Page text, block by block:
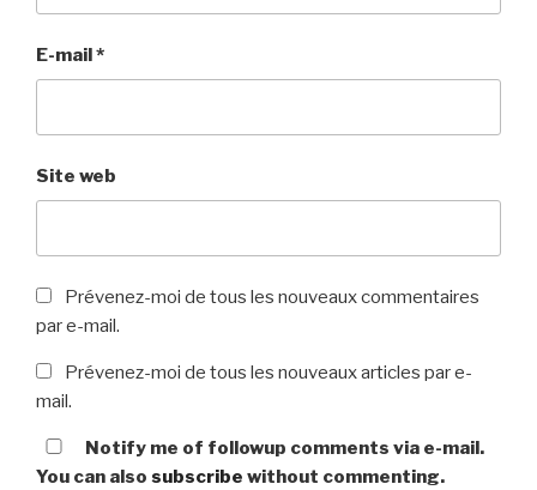
E-mail*
Site web
Prévenez-moi de tous les nouveaux commentaires
par e-mail.
Prévenez-moi de tous les nouveaux articles par e-
mail.
Notify me of followup comments via e-mail.
You can also subscribe without commenting.